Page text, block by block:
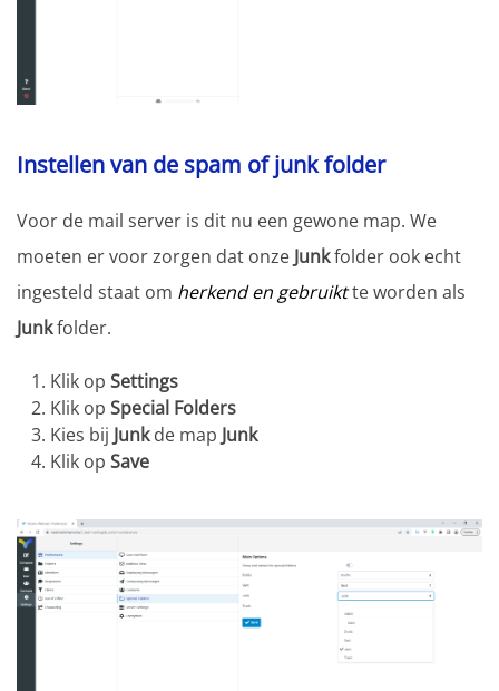
Instellen van de spam of junk folder
Voor de mail server is dit nu een gewone map. We
moeten er voor zorgen dat onze Junkfolder ook echt
ingesteld staat om herkend en gebruiktte worden als
Junkfolder.
Klik op Settings
Klik op Special Folders
Kies bij Junkde map Junk
Klik op Save